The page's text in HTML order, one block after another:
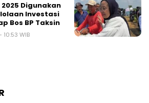
2025 Digunakan
Investasi
Bos BP Taksin
WIB